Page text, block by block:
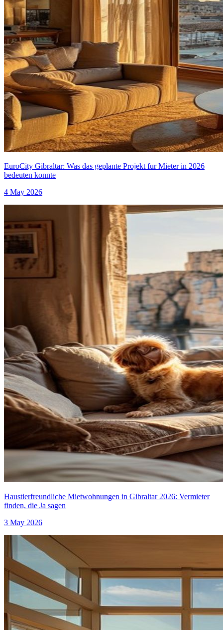
EuroCity Gibraltar: Was das geplante Projekt fur Mieter in 2026
bedeuten konnte
4 May 2026
Haustierfreundliche Mietwohnungen in Gibraltar 2026: Vermieter
finden, die Ja sagen
3 May 2026